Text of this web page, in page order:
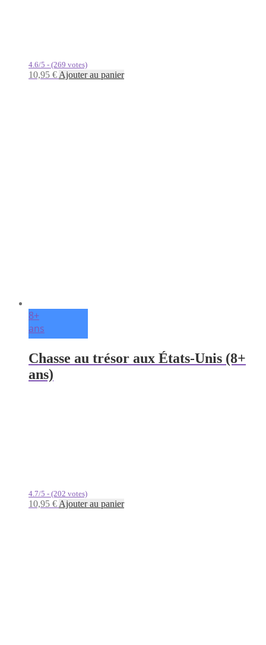
4.6/5 - (269 votes)
10,95 €Ajouter au panier
8+
ans
Chasse au trésor aux États-Unis (8+
ans)
4.7/5 - (202 votes)
10,95 € Ajouter au panier